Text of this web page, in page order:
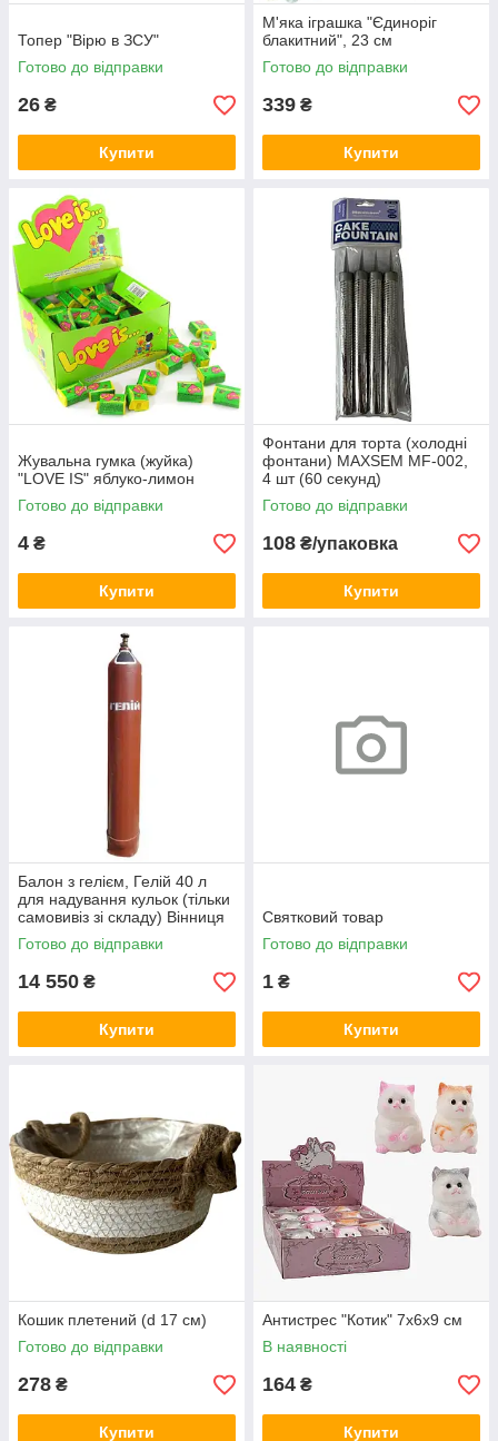
Топер "Вірю в ЗСУ"
Готово до відправки
26 ₴
Купити
М'яка іграшка "Єдиноріг
блакитний", 23 см
Готово до відправки
339 ₴
Купити
Жувальна гумка (жуйка)
"LOVE IS" яблуко-лимон
Готово до відправки
4 ₴
Купити
Фонтани для торта (холодні
фонтани) MAXSEM MF-002,
4 шт (60 секунд)
Готово до відправки
108 ₴/упаковка
Купити
Балон з гелієм, Гелій 40 л
для надування кульок (тільки
самовивіз зі складу) Вінниця
Готово до відправки
14 550 ₴
Купити
Святковий товар
Готово до відправки
1 ₴
Купити
Кошик плетений (d 17 см)
Готово до відправки
278 ₴
Купити
Антистрес "Котик" 7х6х9 см
В наявності
164 ₴
Купити